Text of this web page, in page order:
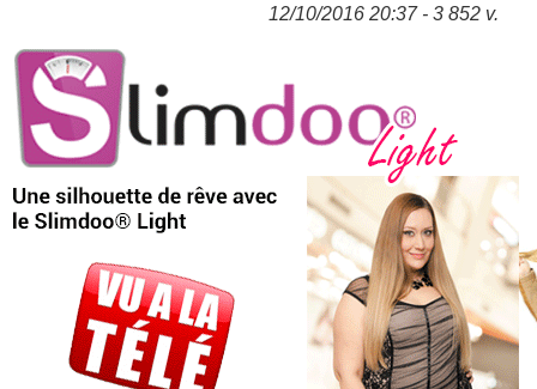
12/10/2016 20:37 - 3 852 v.